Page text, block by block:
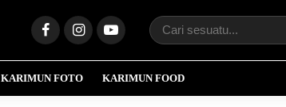
KARIMUN FOTO KARIMUN FOOD